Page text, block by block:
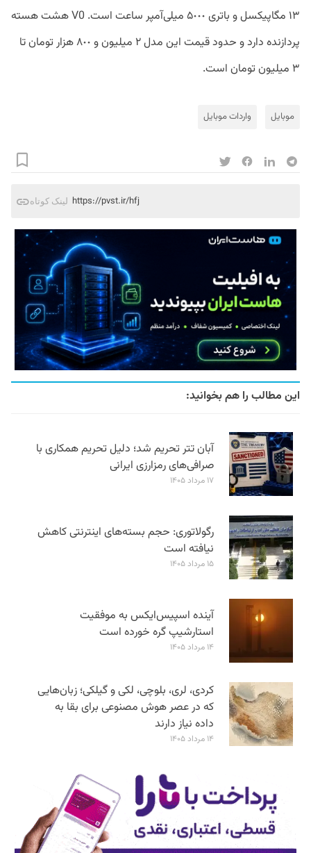
١٣ مگاپیکسل و باتری ۵٠٠٠ میلی‌آمپر ساعت است. V0 هشت هسته
پردازنده دارد و حدود قیمت این مدل ٢ میلیون و ٨٠٠ هزار تومان تا
٣ میلیون تومان است.
موبایل واردات موبایل
لینک کوتاه https://pvst.ir/hfj
این مطالب را هم بخوانید:
آبان تتر تحریم شد؛ دلیل تحریم همکاری با
صرافی‌های رمزارزی ایرانی
۱۷ مرداد ۱۴۰۵
رگولاتوری: حجم بسته‌های اینترنتی کاهش
نیافته است
۱۵ مرداد ۱۴۰۵
آینده اسپیس‌ایکس به موفقیت
استارشیپ گره خورده است
۱۴ مرداد ۱۴۰۵
کردی، لری، بلوچی، لکی و گیلکی؛ زبان‌هایی
که در عصر هوش مصنوعی برای بقا به
داده نیاز دارند
۱۴ مرداد ۱۴۰۵